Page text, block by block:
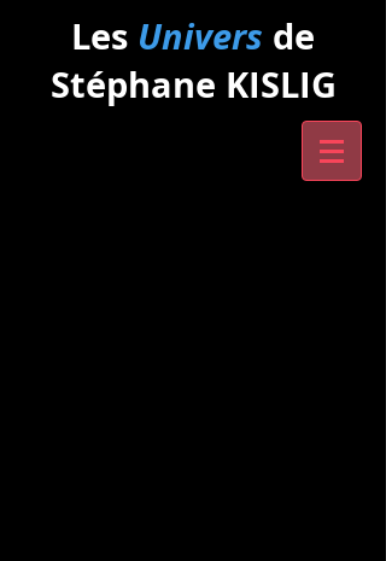
Les Univers de
Stéphane KISLIG